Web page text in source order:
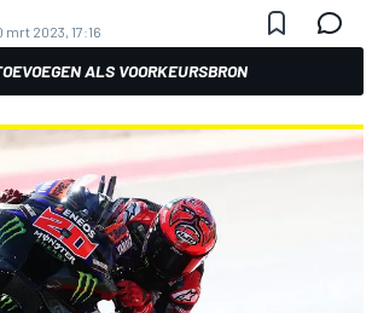
mrt 2023, 17:16
ALS VOORKEURSBRON